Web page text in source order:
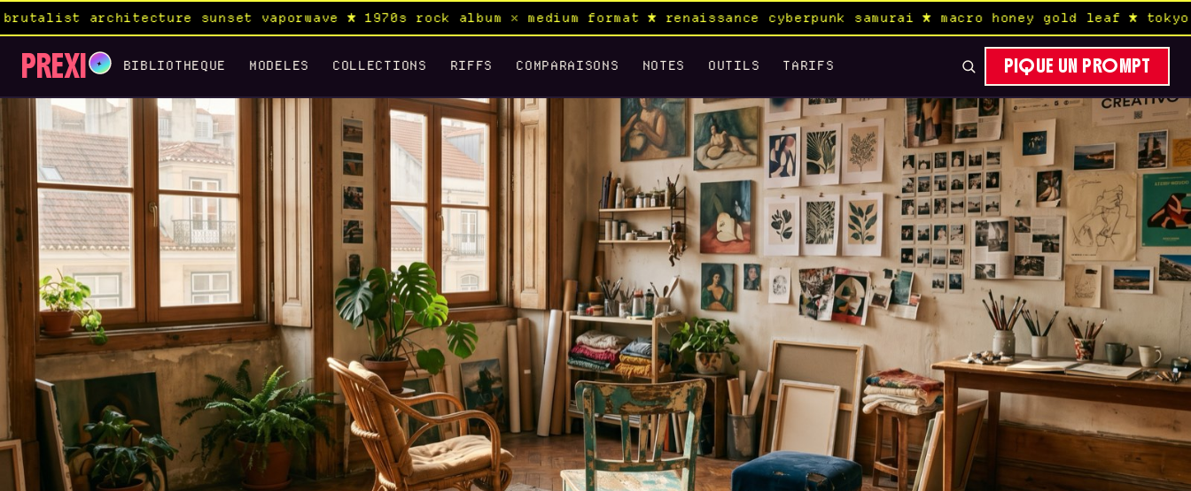
sunset vaporwave ★ 1970s rock album × medium format ★ renaissance cyberpunk samurai ★ macro honey gold leaf ★ tokyo
PREXI ✦ BIBLIOTHEQUE MODELES COLLECTIONS RIFFS COMPARAISONS NOTES OUTILS TARIFS PIQUE UN PROMPT